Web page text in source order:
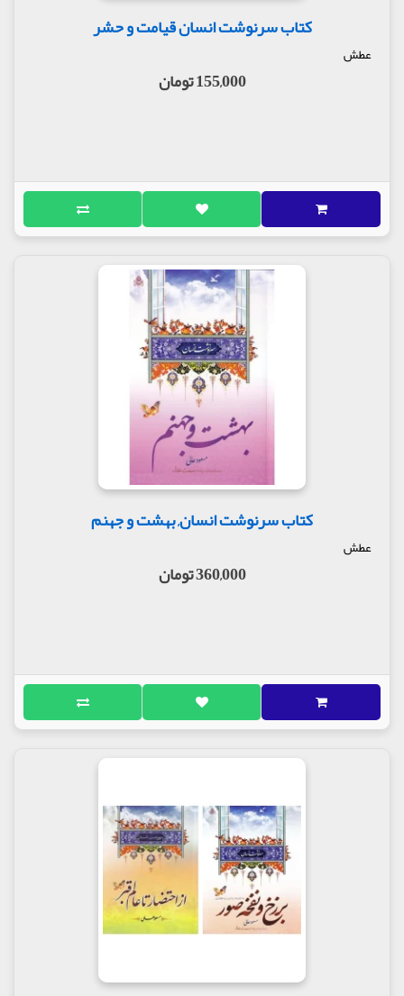
کتاب سرنوشت انسان قیامت و حشر
عطش
155,000 تومان
کتاب سرنوشت انسان, بهشت و جهنم
عطش
360,000 تومان